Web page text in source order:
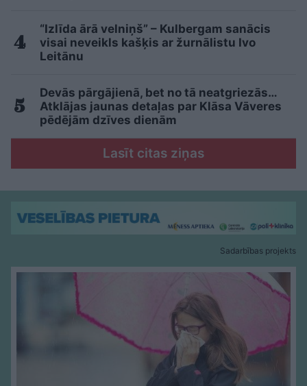
“Izlīda ārā velniņš” – Kulbergam sanācis
visai neveikls kašķis ar žurnālistu Ivo
Leitānu
Devās pārgājienā, bet no tā neatgriezās…
Atklājas jaunas detaļas par Klāsa Vāveres
pēdējām dzīves dienām
Lasīt citas ziņas
Sadarbības projekts